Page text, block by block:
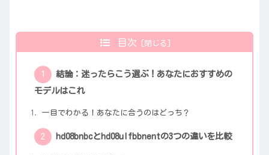
目次
結論：迷ったらこう選ぶ！あなたにおすすめの
モデルはこれ
一目でわかる！あなたに合うのはどっち？
hd08bnbcとhd08ulfbbnentの3つの違いを比較